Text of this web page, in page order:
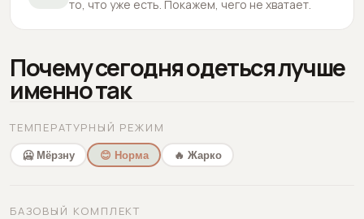
то, что уже есть. Покажем, чего не хватает.
Почему сегодня одеться лучше
именно так
ТЕМПЕРАТУРНЫЙ РЕЖИМ
🥶 Мёрзну 😊 Норма 🔥 Жарко
БАЗОВЫЙ КОМПЛЕКТ